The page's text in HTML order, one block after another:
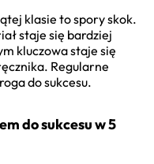
klasie to spory skok.
staje się bardziej
kluczowa staje się
Regularne
do sukcesu.
do sukcesu w 5